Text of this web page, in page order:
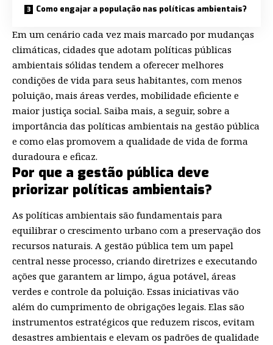
Como engajar a população nas políticas ambientais?
Em um cenário cada vez mais marcado por mudanças
climáticas, cidades que adotam políticas públicas
ambientais sólidas tendem a oferecer melhores
condições de vida para seus habitantes, com menos
poluição, mais áreas verdes, mobilidade eficiente e
maior justiça social. Saiba mais, a seguir, sobre a
importância das políticas ambientais na gestão pública
e como elas promovem a qualidade de vida de forma
duradoura e eficaz.
Por que a gestão pública deve
priorizar políticas ambientais?
As políticas ambientais são fundamentais para
equilibrar o crescimento urbano com a preservação dos
recursos naturais. A gestão pública tem um papel
central nesse processo, criando diretrizes e executando
ações que garantem ar limpo, água potável, áreas
verdes e controle da poluição. Essas iniciativas vão
além do cumprimento de obrigações legais. Elas são
instrumentos estratégicos que reduzem riscos, evitam
desastres ambientais e elevam os padrões de qualidade